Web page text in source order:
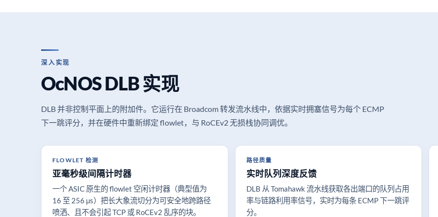
深入实现
OcNOS DLB 实现
DLB 并非控制平面上的附加件。它运行在 Broadcom 转发流水线中，依据实时拥塞信号为每个 ECMP
下一跳评分，并在硬件中重新绑定 flowlet，与 RoCEv2 无损栈协同调优。
FLOWLET 检测
亚毫秒级间隔计时器
一个 ASIC 原生的 flowlet 空闲计时器（典型值为
16 至 256 µs）把长大象流切分为可安全地跨路径
喷洒、且不会引起 TCP 或 RoCEv2 乱序的块。
路径质量
实时队列深度反馈
DLB 从 Tomahawk 流水线获取各出端口的队列占用
率与链路利用率信号，实时为每条 ECMP 下一跳评
分。